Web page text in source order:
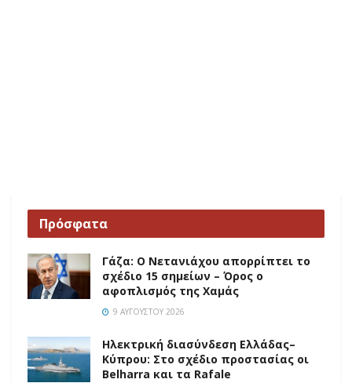
Πρόσφατα
Γάζα: Ο Νετανιάχου απορρίπτει το
σχέδιο 15 σημείων – Όρος ο
αφοπλισμός της Χαμάς
9 ΑΥΓΟΎΣΤΟΥ 2026
Ηλεκτρική διασύνδεση Ελλάδας–
Κύπρου: Στο σχέδιο προστασίας οι
Belharra και τα Rafale